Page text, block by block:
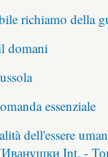
richiamo della
domani
essenziale
dell'essere
Int. -